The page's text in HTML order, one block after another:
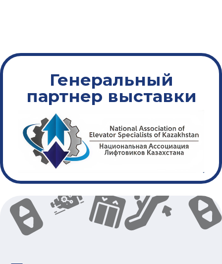
по лифтам
Элементы управления
Украшение, знаки
и маркировка
Подвесные канаты
и балансировка
Лестничная площадка
Подъёмные механизмы